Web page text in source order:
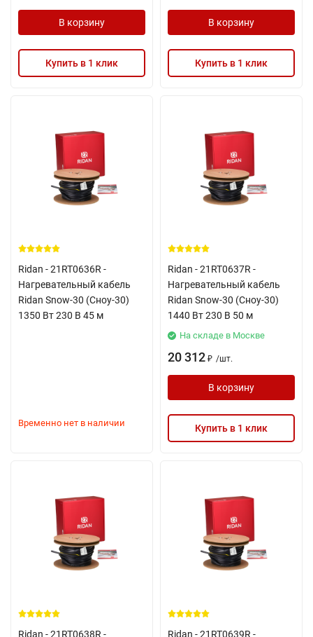
В корзину
Купить в 1 клик
В корзину
Купить в 1 клик
Ridan - 21RT0636R -
Нагревательный кабель
Ridan Snow-30 (Сноу-30)
1350 Вт 230 В 45 м
Временно нет в наличии
Ridan - 21RT0637R -
Нагревательный кабель
Ridan Snow-30 (Сноу-30)
1440 Вт 230 В 50 м
На складе в Москве
20 312 ₽ /шт.
В корзину
Купить в 1 клик
Ridan - 21RT0638R - Ridan - 21RT0639R -